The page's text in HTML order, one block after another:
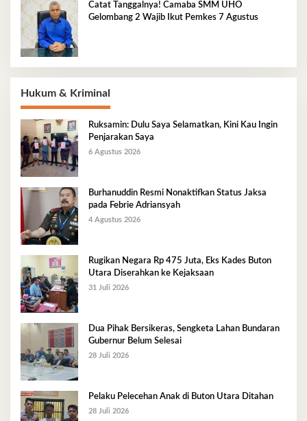
Catat Tanggalnya! Camaba SMM UHO
Gelombang 2 Wajib Ikut Pemkes 7 Agustus
Hukum & Kriminal
Ruksamin: Dulu Saya Selamatkan, Kini Kau Ingin
Penjarakan Saya
6 Agustus 2026
Burhanuddin Resmi Nonaktifkan Status Jaksa
pada Febrie Adriansyah
4 Agustus 2026
Rugikan Negara Rp 475 Juta, Eks Kades Buton
Utara Diserahkan ke Kejaksaan
31 Juli 2026
Dua Pihak Bersikeras, Sengketa Lahan Bundaran
Gubernur Belum Selesai
28 Juli 2026
Pelaku Pelecehan Anak di Buton Utara Ditahan
28 Juli 2026